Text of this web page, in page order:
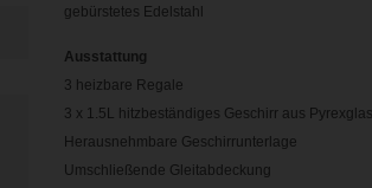
gebürstetes Edelstahl
Ausstattung
3 heizbare Regale
3 x 1.5L hitzbeständiges Geschirr aus Pyrexglas
Herausnehmbare Geschirrunterlage
Umschließende Gleitabdeckung